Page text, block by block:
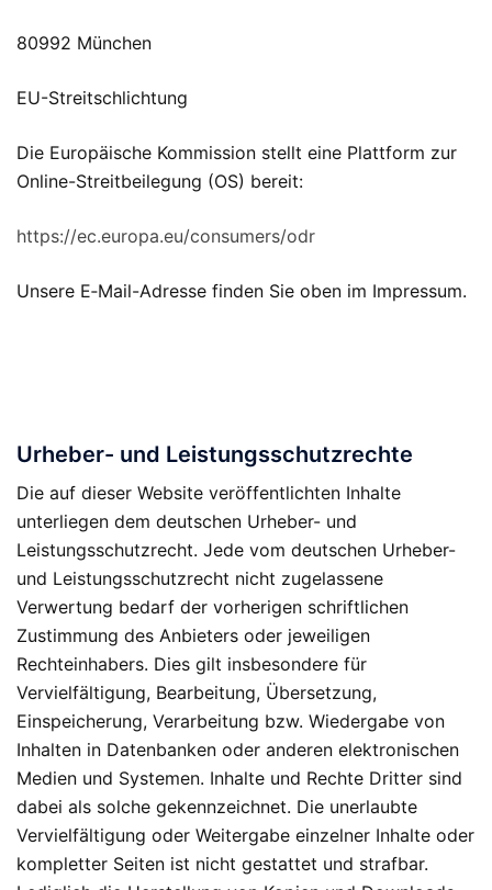
80992 München
EU-Streitschlichtung
Die Europäische Kommission stellt eine Plattform zur
Online-Streitbeilegung (OS) bereit:
https://ec.europa.eu/consumers/odr
Unsere E‑Mail-Adresse finden Sie oben im Impressum.
Urheber- und Leistungsschutzrechte
Die auf dieser Website veröffentlichten Inhalte
unterliegen dem deutschen Urheber- und
Leistungsschutzrecht. Jede vom deutschen Urheber-
und Leistungsschutzrecht nicht zugelassene
Verwertung bedarf der vorherigen schriftlichen
Zustimmung des Anbieters oder jeweiligen
Rechteinhabers. Dies gilt insbesondere für
Vervielfältigung, Bearbeitung, Übersetzung,
Einspeicherung, Verarbeitung bzw. Wiedergabe von
Inhalten in Datenbanken oder anderen elektronischen
Medien und Systemen. Inhalte und Rechte Dritter sind
dabei als solche gekennzeichnet. Die unerlaubte
Vervielfältigung oder Weitergabe einzelner Inhalte oder
kompletter Seiten ist nicht gestattet und strafbar.